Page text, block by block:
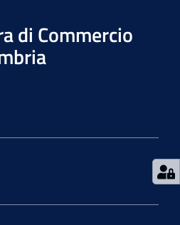
di Commercio